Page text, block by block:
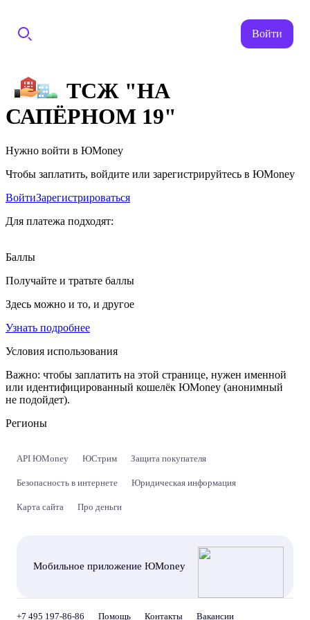
Войти
ТСЖ "НА
САПЁРНОМ 19"
Нужно войти в ЮMoney
Чтобы заплатить, войдите или зарегистрируйтесь в ЮMoney
ВойтиЗарегистрироваться
Для платежа подходят:
Баллы
Получайте и тратьте баллы
Здесь можно и то, и другое
Узнать подробнее
Условия использования
Важно: чтобы заплатить на этой странице, нужен именной
или идентифицированный кошелёк ЮMoney (анонимный
не подойдет).
Регионы
API ЮMoney ЮСтрим Защита покупателя
Безопасность в интернете Юридическая информация
Карта сайта Про деньги
Мобильное приложение ЮMoney
+7 495 197-86-86 Помощь Контакты Вакансии